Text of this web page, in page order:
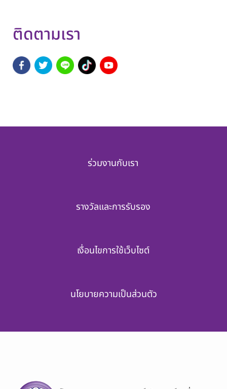
ติดตามเรา
ร่วมงานกับเรา
รางวัลและการรับรอง
เงื่อนไขการใช้เว็บไซต์
นโยบายความเป็นส่วนตัว